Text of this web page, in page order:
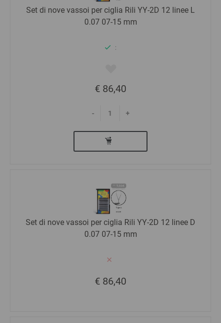
Set di nove vassoi per ciglia Rili YY-2D 12 linee L
0.07 07-15 mm
:
€ 86,40
- +
Set di nove vassoi per ciglia Rili YY-2D 12 linee D
0.07 07-15 mm
€ 86,40